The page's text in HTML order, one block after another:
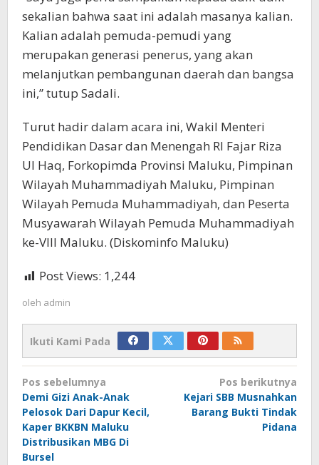
sekalian bahwa saat ini adalah masanya kalian.
Kalian adalah pemuda-pemudi yang
merupakan generasi penerus, yang akan
melanjutkan pembangunan daerah dan bangsa
ini,” tutup Sadali.
Turut hadir dalam acara ini, Wakil Menteri
Pendidikan Dasar dan Menengah RI Fajar Riza
Ul Haq, Forkopimda Provinsi Maluku, Pimpinan
Wilayah Muhammadiyah Maluku, Pimpinan
Wilayah Pemuda Muhammadiyah, dan Peserta
Musyawarah Wilayah Pemuda Muhammadiyah
ke-VIII Maluku. (Diskominfo Maluku)
Post Views: 1,244
oleh admin
Ikuti Kami Pada
Navigasi
pos
Pos sebelumnya
Demi Gizi Anak-Anak
Pelosok Dari Dapur Kecil,
Kaper BKKBN Maluku
Distribusikan MBG Di
Bursel
Pos berikutnya
Kejari SBB Musnahkan
Barang Bukti Tindak
Pidana